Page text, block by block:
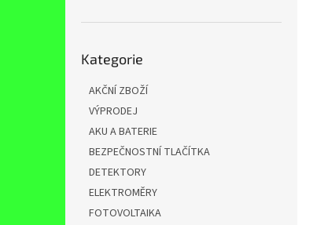
kategorie
Kategorie
AKČNÍ ZBOŽÍ
VÝPRODEJ
AKU A BATERIE
BEZPEČNOSTNÍ TLAČÍTKA
DETEKTORY
ELEKTROMĚRY
FOTOVOLTAIKA